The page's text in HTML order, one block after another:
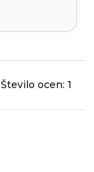
Število ocen: 1